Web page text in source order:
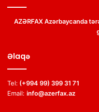
AZƏRFAX Azərbaycanda
Əlaqə
Tel: (+994 99) 399 31 71
Email: info@azerfax.az